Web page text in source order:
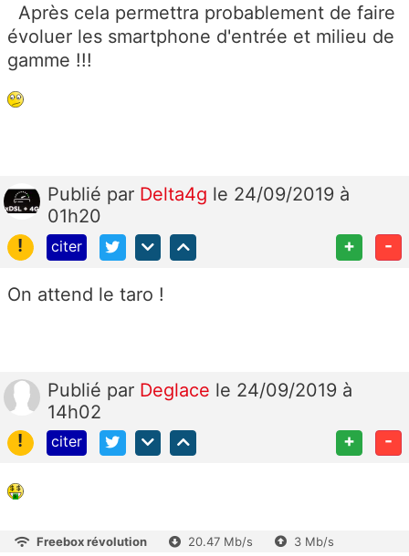
Après cela permettra probablement de faire
évoluer les smartphone d'entrée et milieu de
gamme !!!
Publié par Delta4g le 24/09/2019 à
01h20
!
citer + -
On attend le taro !
Publié par Deglace le 24/09/2019 à
14h02
!
citer + -
Freebox révolution 20.47 Mb/s 3 Mb/s